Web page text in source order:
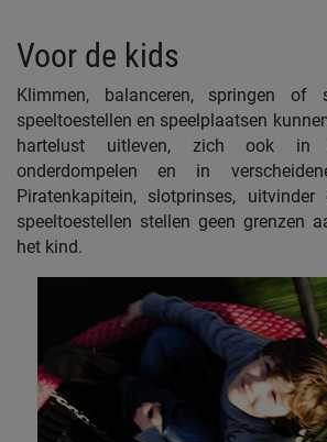
Voor de kids
Klimmen, balanceren, springen of
speeltoestellen en speelplaatsen
hartelust uitleven, zich ook in
onderdompelen en in
Piratenkapitein, slotprinses,
speeltoestellen stellen geen grenzen
het kind.